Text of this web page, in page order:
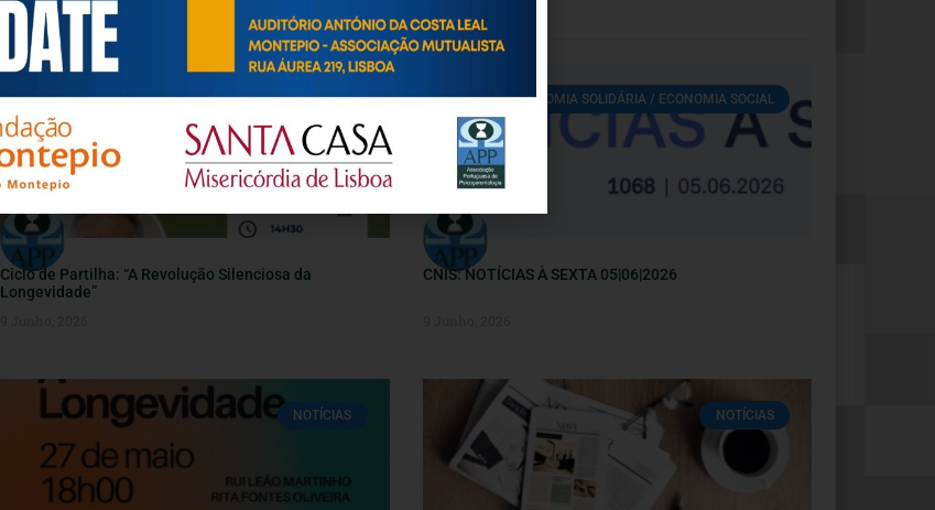
NOTÍCIAS
Ciclo de Partilha: “A Revolução Silenciosa da
Longevidade”
ECONOMIA SOLIDÁRIA / ECONOMIA SOCIAL
CNIS: NOTÍCIAS À SEXTA 05|06|2026
NOTÍCIAS NOTÍCIAS